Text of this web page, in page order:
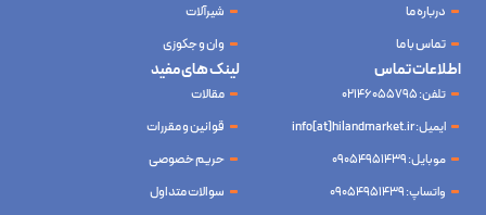
درباره ما
تماس با ما
شیرآلات
وان و جکوزی
لینک های مفید
مقالات
قوانین و مقررات
حریم خصوصی
سوالات متداول
اطلاعات تماس
تلفن: 02146055795
ایمیل: info[at]hilandmarket.ir
موبایل: 09054951439
واتساپ: 09054951439